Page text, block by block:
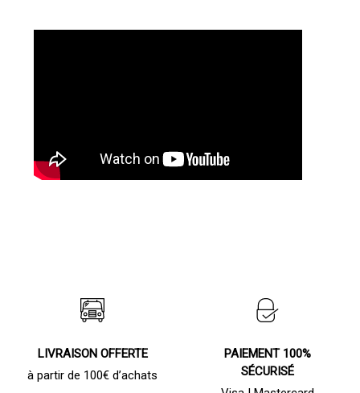
LIVRAISON OFFERTE
à partir de 100€ d’achats
PAIEMENT 100%
SÉCURISÉ